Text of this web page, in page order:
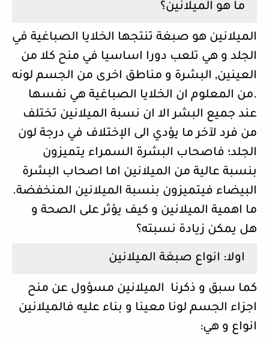
ما هو الميلانين؟
الميلانين هو صبغة تنتجها الخلايا الصباغية في
الجلد و هي تلعب دورا اساسيا في منح كلا من
العينين, البشرة و مناطق اخرى من الجسم لونه
.من المعلوم ان الخلايا الصباغية هي نفسها
عند جميع البشر الا ان نسبة الميلانين تختلف
من فرد لآخر ما يؤدي الى الإختلاف في درجة لون
الجلد؛ فاصحاب البشرة السمراء يتميزون
بنسبة عالية من الميلانين اما اصحاب البشرة
البيضاء فيتميزون بنسبة الميلانين المنخفضة.
ما اهمية الميلانين و كيف يؤثر على الصحة و
هل يمكن زيادة نسبته؟
اولا: انواع صبغة الميلانين
كما سبق و ذكرنا الميلانين مسؤول عن منح
اجزاء الجسم لونا معينا و بناء عليه فالميلانين
انواع و هي: